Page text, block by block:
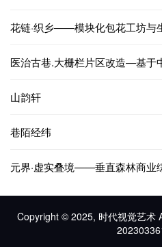
花链·织乡——模块化包花工坊与
医治古巷.大栅栏片区改造—基于
山韵轩
巷陌经纬
元界·虚实叠境——垂直森林商业
Copyright © 2025, 时代视觉艺术